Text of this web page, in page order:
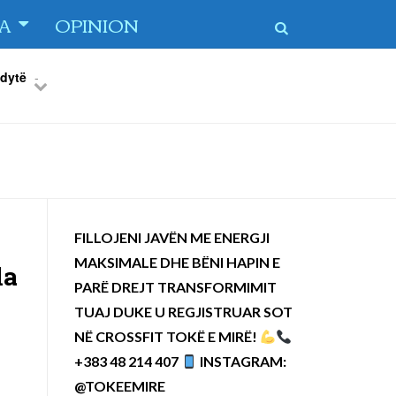
OPINION
PreviousNext
FILLOJENI JAVËN ME ENERGJI
MAKSIMALE DHE BËNI HAPIN E
PARË DREJT TRANSFORMIMIT
TUAJ DUKE U REGJISTRUAR SOT
NË CROSSFIT TOKË E MIRË!
+383 48 214 407
INSTAGRAM:
@TOKEEMIRE